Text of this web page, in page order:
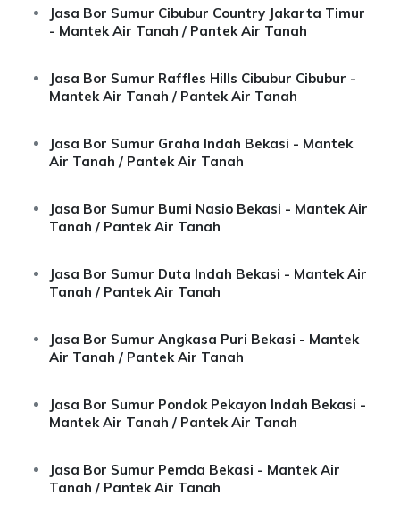
Jasa Bor Sumur Cibubur Country Jakarta Timur
- Mantek Air Tanah / Pantek Air Tanah
Jasa Bor Sumur Raffles Hills Cibubur Cibubur -
Mantek Air Tanah / Pantek Air Tanah
Jasa Bor Sumur Graha Indah Bekasi - Mantek
Air Tanah / Pantek Air Tanah
Jasa Bor Sumur Bumi Nasio Bekasi - Mantek Air
Tanah / Pantek Air Tanah
Jasa Bor Sumur Duta Indah Bekasi - Mantek Air
Tanah / Pantek Air Tanah
Jasa Bor Sumur Angkasa Puri Bekasi - Mantek
Air Tanah / Pantek Air Tanah
Jasa Bor Sumur Pondok Pekayon Indah Bekasi -
Mantek Air Tanah / Pantek Air Tanah
Jasa Bor Sumur Pemda Bekasi - Mantek Air
Tanah / Pantek Air Tanah